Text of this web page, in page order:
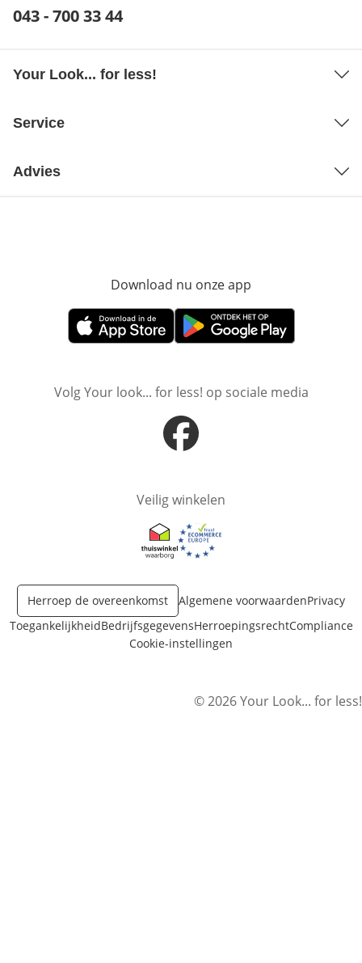
Telefoonnummer:
043 - 700 33 44
Your Look... for less!
Service
Advies
Download nu onze app
Opent in nieuw vensterOpent in nieuw venster
Volg Your look... for less! op sociale media
Opent in nieuw venster
Veilig winkelen
Opent in nieuw venster
Opent in nieuw venster
Herroep de overeenkomst Algemene voorwaardenPrivacy
ToegankelijkheidBedrijfsgegevensHerroepingsrechtCompliance
Cookie-instellingen
© 2026 Your Look... for less!